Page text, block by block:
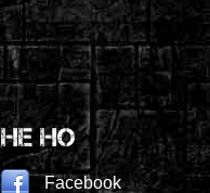
He Ho
Facebook